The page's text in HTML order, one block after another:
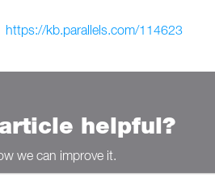
https://kb.parallels.com/114623
helpful?
we can improve it.